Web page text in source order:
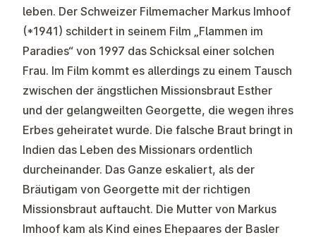
leben. Der Schweizer Filmemacher Markus Imhoof
(*1941) schildert in seinem Film „Flammen im
Paradies“ von 1997 das Schicksal einer solchen
Frau. Im Film kommt es allerdings zu einem Tausch
zwischen der ängstlichen Missionsbraut Esther
und der gelangweilten Georgette, die wegen ihres
Erbes geheiratet wurde. Die falsche Braut bringt in
Indien das Leben des Missionars ordentlich
durcheinander. Das Ganze eskaliert, als der
Bräutigam von Georgette mit der richtigen
Missionsbraut auftaucht. Die Mutter von Markus
Imhoof kam als Kind eines Ehepaares der Basler